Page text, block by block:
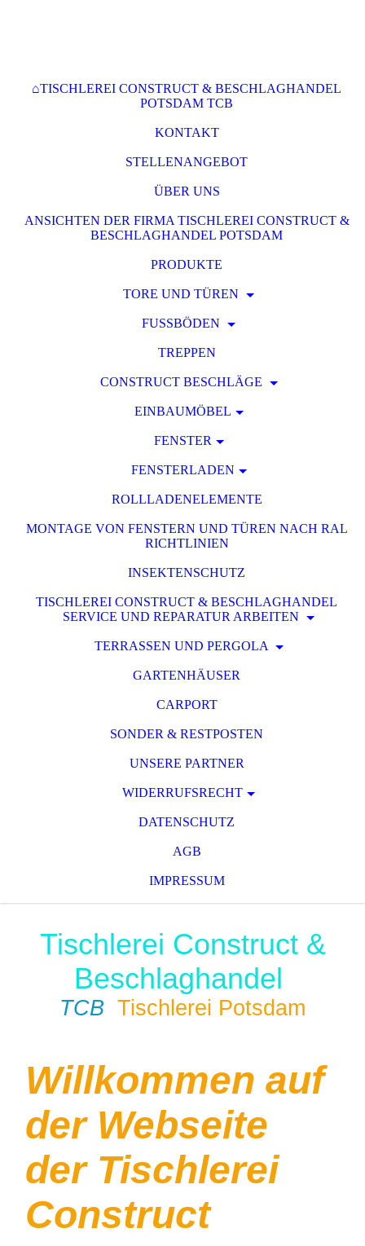
⌂TISCHLEREI CONSTRUCT & BESCHLAGHANDEL
POTSDAM TCB
KONTAKT
STELLENANGEBOT
ÜBER UNS
ANSICHTEN DER FIRMA TISCHLEREI CONSTRUCT &
BESCHLAGHANDEL POTSDAM
PRODUKTE
TORE UND TÜREN
FUSSBÖDEN
TREPPEN
CONSTRUCT BESCHLÄGE
EINBAUMÖBEL
FENSTER
FENSTERLADEN
ROLLLADENELEMENTE
MONTAGE VON FENSTERN UND TÜREN NACH RAL
RICHTLINIEN
INSEKTENSCHUTZ
TISCHLEREI CONSTRUCT & BESCHLAGHANDEL
SERVICE UND REPARATUR ARBEITEN
TERRASSEN UND PERGOLA
GARTENHÄUSER
CARPORT
SONDER & RESTPOSTEN
UNSERE PARTNER
WIDERRUFSRECHT
DATENSCHUTZ
AGB
IMPRESSUM
Tischlerei Construct &
Beschlaghandel
TCB Tischlerei Potsdam
Willkommen auf
der Webseite
der Tischlerei
Construct